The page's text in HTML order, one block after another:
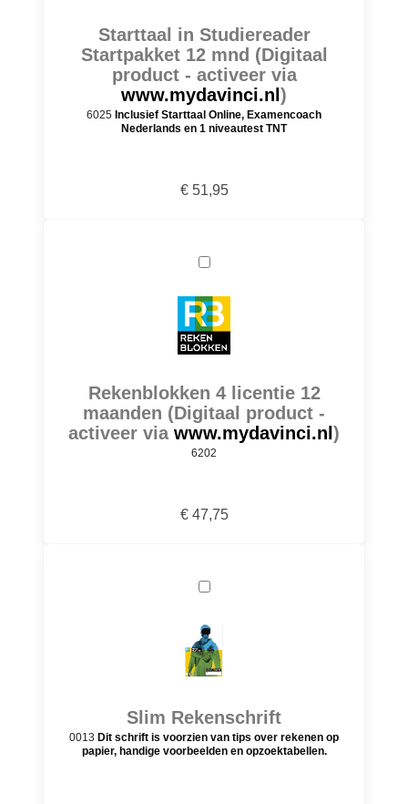
Starttaal in Studiereader
Startpakket 12 mnd (Digitaal
product - activeer via
www.mydavinci.nl )
6025 Inclusief Starttaal Online, Examencoach
Nederlands en 1 niveautest TNT
€ 51,95
Rekenblokken 4 licentie 12
maanden (Digitaal product -
activeer via www.mydavinci.nl )
6202
€ 47,75
Slim Rekenschrift
0013 Dit schrift is voorzien van tips over rekenen op
papier, handige voorbeelden en opzoektabellen.